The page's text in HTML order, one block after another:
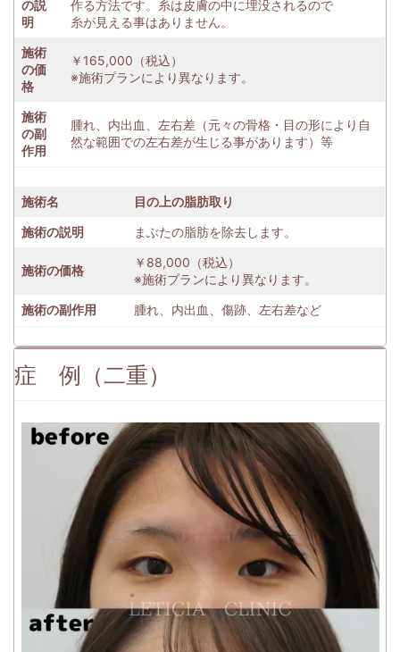
の説
明
作る方法です。糸は皮膚の中に埋没されるので
糸が見える事はありません。
施術
の価
格
￥165,000（税込）
※施術プランにより異なります。
施術
の副
作用
腫れ、内出血、左右差（元々の骨格・目の形により自
然な範囲での左右差が生じる事があります）等
施術名
目の上の脂肪取り
施術の説明
まぶたの脂肪を除去します。
施術の価格
￥88,000（税込）
※施術プランにより異なります。
施術の副作用
腫れ、内出血、傷跡、左右差など
症 例（二重）